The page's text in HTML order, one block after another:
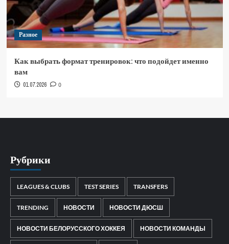
Разное
Как выбрать формат тренировок: что подойдет именно
вам
01.07.2026 0
Рубрики
LEAGUES & CLUBS TEST SERIES TRANSFERS
TRENDING НОВОСТИ НОВОСТИ ДЮСШ
НОВОСТИ БЕЛОРУССКОГО ХОККЕЯ НОВОСТИ КОМАНДЫ